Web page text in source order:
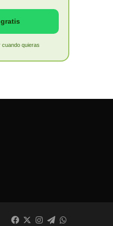
cuando quieras
Facebook
X Instagram
Telegram